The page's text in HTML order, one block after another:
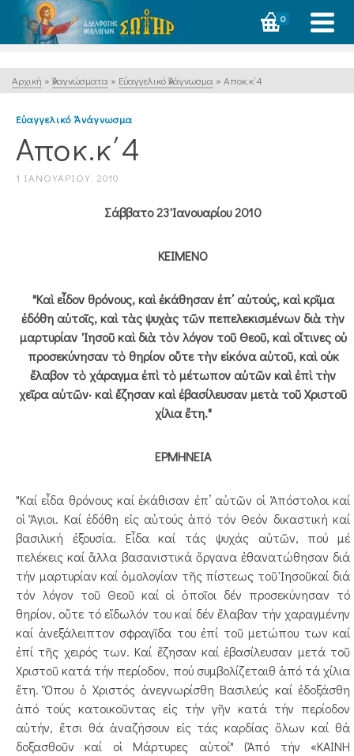
0
Αρχική » Ἀναγνώσματα » Εὐαγγελικό Ἀνάγνωσμα » Αποκ.κ΄4
Εὐαγγελικό Ἀνάγνωσμα
Αποκ.κ΄4
1 ΙΑΝΟΥΑΡΊΟΥ, 2010
Σάββατο 23 Ἰανουαρίου 2010
ΚΕΙΜΕΝΟ
"Καὶ εἶδον θρόνους, καὶ ἐκάθησαν ἐπ᾿ αὐτούς, καὶ κρῖμα
ἐδόθη αὐτοῖς, καὶ τὰς ψυχὰς τῶν πεπελεκισμένων διὰ τὴν
μαρτυρίαν Ἰησοῦ καὶ διὰ τὸν λόγον τοῦ Θεοῦ, καὶ οἵτινες οὐ
προσεκύνησαν τὸ θηρίον οὔτε τὴν εἰκόνα αὐτοῦ, καὶ οὐκ
ἔλαβον τὸ χάραγμα ἐπὶ τὸ μέτωπον αὐτῶν καὶ ἐπὶ τὴν
χεῖρα αὐτῶν· καὶ ἔζησαν καὶ ἐβασίλευσαν μετὰ τοῦ Χριστοῦ
χίλια ἔτη."
ΕΡΜΗΝΕΙΑ
"Καί εἶδα θρόνους καί ἐκάθισαν ἐπ’ αὐτῶν οἱ Ἀπόστολοι καί
οἱ Ἅγιοι. Καί ἐδόθη εἰς αὐτούς ἀπό τόν Θεόν δικαστική καί
βασιλική ἐξουσία. Εἶδα καί τάς ψυχάς αὐτῶν, πού μέ
πελέκεις καί ἄλλα βασανιστικά ὄργανα ἐθανατώθησαν διά
τήν μαρτυρίαν καί ὁμολογίαν τῆς πίστεως τοῦ Ἰησοῦκαί διά
τόν λόγον τοῦ Θεοῦ καί οἱ ὁποῖοι δέν προσεκύνησαν τό
θηρίον, οὔτε τό εἴδωλόν του καί δέν ἔλαβαν τήν χαραγμένην
καί ἀνεξάλειπτον σφραγῖδα του ἐπί τοῦ μετώπου των καί
ἐπί τῆς χειρός των. Καί ἔζησαν καί ἐβασίλευσαν μετά τοῦ
Χριστοῦ κατά τήν περίοδον, πού συμβολίζεταιθ ἀπό τά χίλια
ἔτη. Ὅπου ὁ Χριστός ἀνεγνωρίσθη Βασιλεύς καί ἐδοξάσθη
ἀπό τούς κατοικοῦντας εἰς τήν γῆν κατά τήν περίοδον
αὐτήν, ἔτσι θά ἀναζήσουν εἰς τάς καρδίας ὅλων καί θά
δοξασθοῦν καί οἱ Μάρτυρες αὐτοί" (Ἀπό τήν «ΚΑΙΝΗ